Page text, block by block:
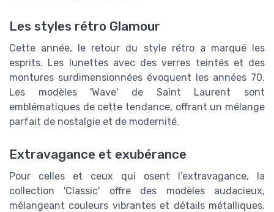
Les styles rétro Glamour
Cette année, le retour du style rétro a marqué les
esprits. Les lunettes avec des verres teintés et des
montures surdimensionnées évoquent les années 70.
Les modèles 'Wave' de Saint Laurent sont
emblématiques de cette tendance, offrant un mélange
parfait de nostalgie et de modernité.
Extravagance et exubérance
Pour celles et ceux qui osent l’extravagance, la
collection 'Classic' offre des modèles audacieux,
mélangeant couleurs vibrantes et détails métalliques.